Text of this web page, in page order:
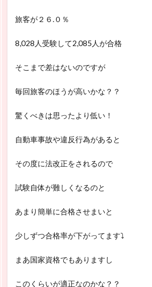
旅客が２６.０％
8,028人受験して2,085人が合格
そこまで差はないのですが
毎回旅客のほうが高いかな？？
驚くべきは思ったより低い！
自動車事故や違反行為があると
その度に法改正をされるので
試験自体が難しくなるのと
あまり簡単に合格させまいと
少しずつ合格率が下がってます⤵
まあ国家資格でもありますし
このくらいが適正なのかな？？